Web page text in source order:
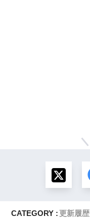
CATEGORY :更新履歴